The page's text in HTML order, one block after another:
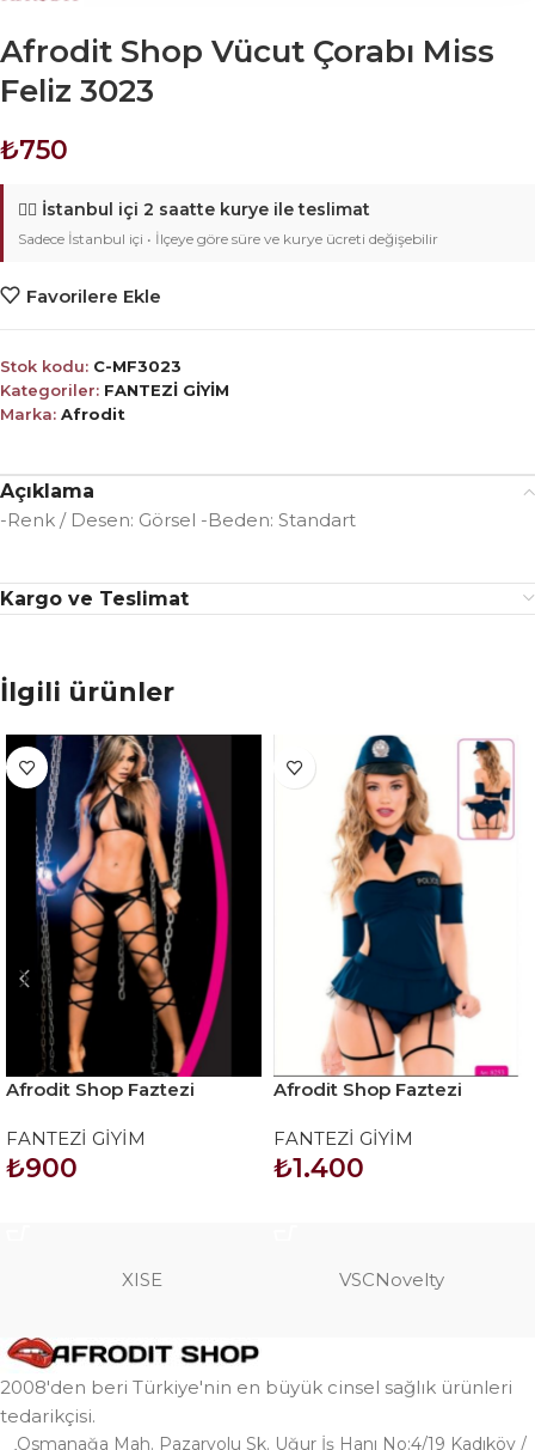
Afrodit Shop Vücut Çorabı Miss
Feliz 3023
₺750
🚴‍♂️ İstanbul içi 2 saatte kurye ile teslimat
Sadece İstanbul içi • İlçeye göre süre ve kurye ücreti değişebilir
Favorilere Ekle
Stok kodu: C-MF3023
Kategoriler: FANTEZİ GİYİM
Marka: Afrodit
Açıklama
-Renk / Desen: Görsel -Beden: Standart
Kargo ve Teslimat
İlgili ürünler
Afrodit Shop Faztezi
FANTEZİ GİYİM
₺900
Afrodit Shop Faztezi
FANTEZİ GİYİM
₺1.400
XISE VSCNovelty
2008'den beri Türkiye'nin en büyük cinsel sağlık ürünleri
tedarikçisi.
Osmanağa Mah. Pazaryolu Sk. Uğur İş Hanı No:4/19 Kadıköy /